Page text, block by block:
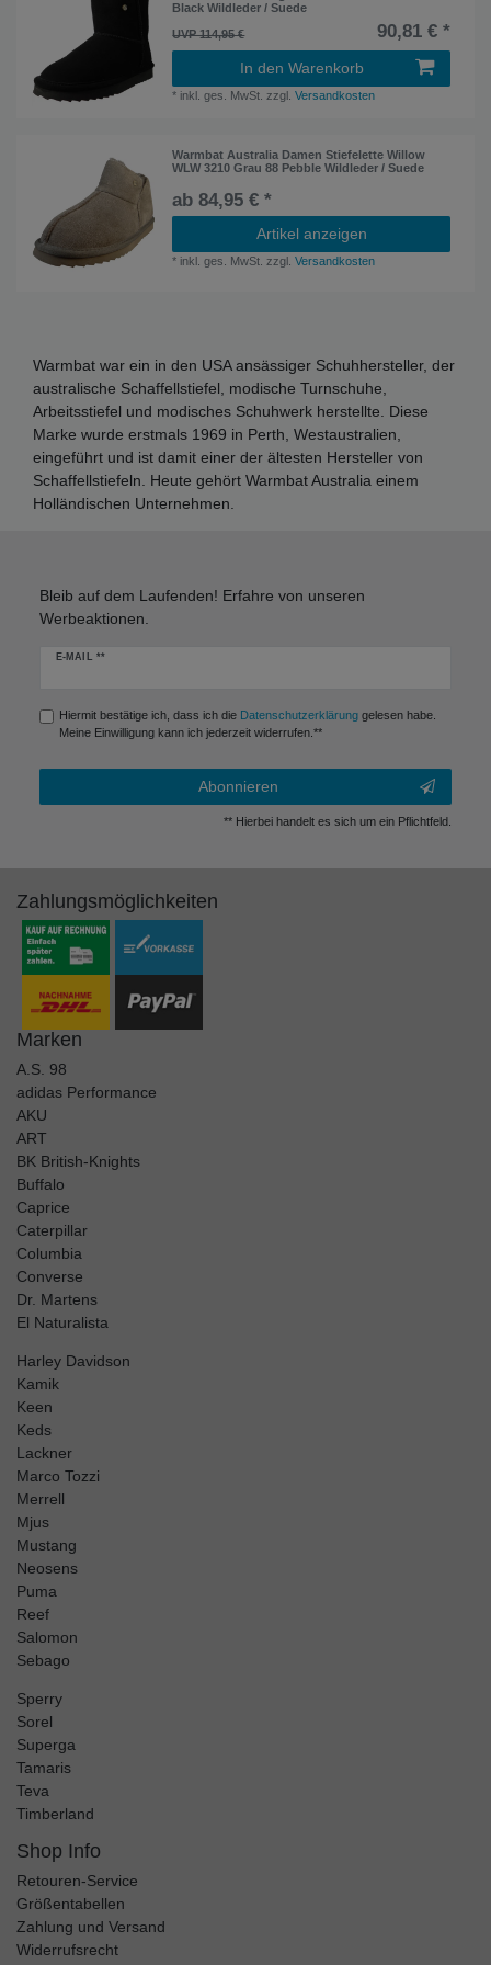
Black Wildleder / Suede
UVP 114,95 €
90,81 € *
In den Warenkorb
* inkl. ges. MwSt. zzgl.Versandkosten
Warmbat Australia Damen Stiefelette Willow
WLW 3210 Grau 88 Pebble Wildleder / Suede
ab 84,95 € *
Artikel anzeigen
* inkl. ges. MwSt. zzgl.Versandkosten
Warmbat war ein in den USA ansässiger Schuhhersteller, der
australische Schaffellstiefel, modische Turnschuhe,
Arbeitsstiefel und modisches Schuhwerk herstellte. Diese
Marke wurde erstmals 1969 in Perth, Westaustralien,
eingeführt und ist damit einer der ältesten Hersteller von
Schaffellstiefeln. Heute gehört Warmbat Australia einem
Holländischen Unternehmen.
Bleib auf dem Laufenden! Erfahre von unseren
Werbeaktionen.
E-MAIL **
Newsletter
Hiermit bestätige ich, dass ich die Daten­schutz­erklärunggelesen habe.
Meine Einwilligung kann ich jederzeit widerrufen.**
Abonnieren
** Hierbei handelt es sich um ein Pflichtfeld.
Zahlungsmöglichkeiten
Marken
A.S. 98
adidas Performance
AKU
ART
BK British-Knights
Buffalo
Caprice
Caterpillar
Columbia
Converse
Dr. Martens
El Naturalista
Harley Davidson
Kamik
Keen
Keds
Lackner
Marco Tozzi
Merrell
Mjus
Mustang
Neosens
Puma
Reef
Salomon
Sebago
Sperry
Sorel
Superga
Tamaris
Teva
Timberland
Shop Info
Retouren-Service
Größentabellen
Zahlung und Versand
Widerrufsrecht